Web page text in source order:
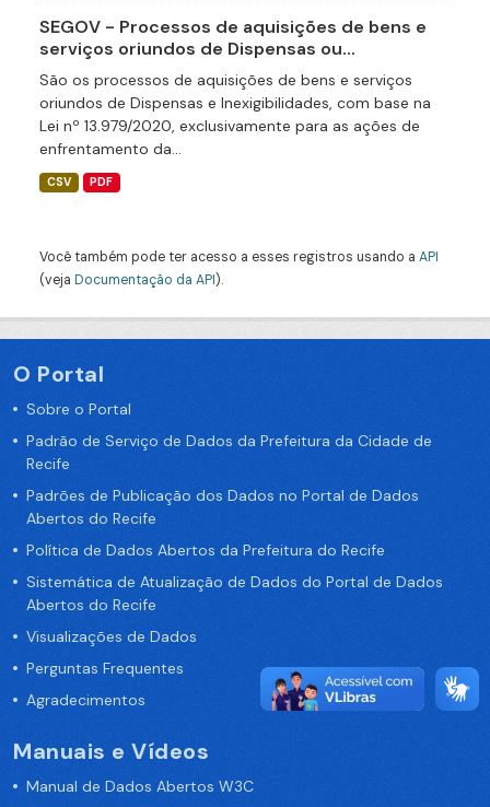
SEGOV - Processos de aquisições de bens e
serviços oriundos de Dispensas ou...
São os processos de aquisições de bens e serviços
oriundos de Dispensas e Inexigibilidades, com base na
Lei nº 13.979/2020, exclusivamente para as ações de
enfrentamento da...
CSV PDF
Você também pode ter acesso a esses registros usando a API
(veja Documentação da API).
O Portal
Sobre o Portal
Padrão de Serviço de Dados da Prefeitura da Cidade de
Recife
Padrões de Publicação dos Dados no Portal de Dados
Abertos do Recife
Política de Dados Abertos da Prefeitura do Recife
Sistemática de Atualização de Dados do Portal de Dados
Abertos do Recife
Visualizações de Dados
Perguntas Frequentes
Agradecimentos
Manuais e Vídeos
Manual de Dados Abertos W3C